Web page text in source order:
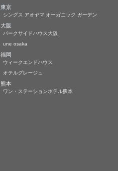
東京
シングス アオヤマ オーガニック ガーデン
大阪
パークサイドハウス大阪
une osaka
福岡
ウィークエンドハウス
オテルグレージュ
熊本
ワン・ステーションホテル熊本